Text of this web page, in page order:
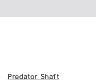
Predator Shaft